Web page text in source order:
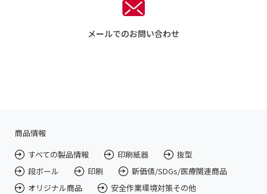
メールでのお問い合わせ
商品情報
すべての製品情報
印刷紙器
抜型
段ボール
印刷
新価値/SDGs/医療関連商品
オリジナル商品
安全作業環境対策その他